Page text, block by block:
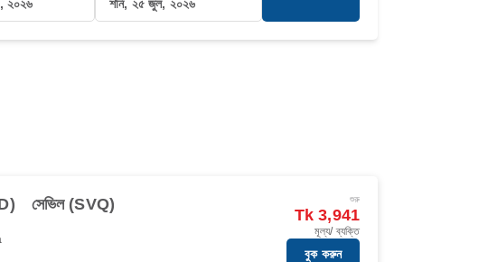
২০২৬ শনি, ২৫ জুল, ২০২৬
সেভিল (SVQ) শুরু
Tk 3,941
মূল্য/ ব্যক্তি
বুক করুন